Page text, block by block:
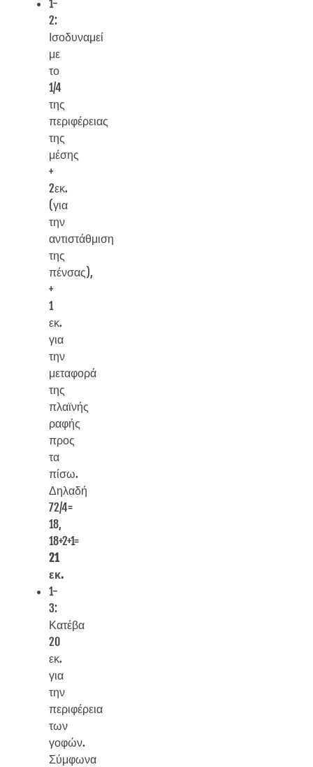
1-
2:
Ισοδυναμεί
με
το
1/4
της
περιφέρειας
της
μέσης
+
2εκ.
(για
την
αντιστάθμιση
της
πένσας),
+
1
εκ.
για
την
μεταφορά
της
πλαϊνής
ραφής
προς
τα
πίσω.
Δηλαδή
72/4=
18,
18+2+1=
21
εκ.
1-
3:
Κατέβα
20
εκ.
για
την
περιφέρεια
των
γοφών.
Σύμφωνα